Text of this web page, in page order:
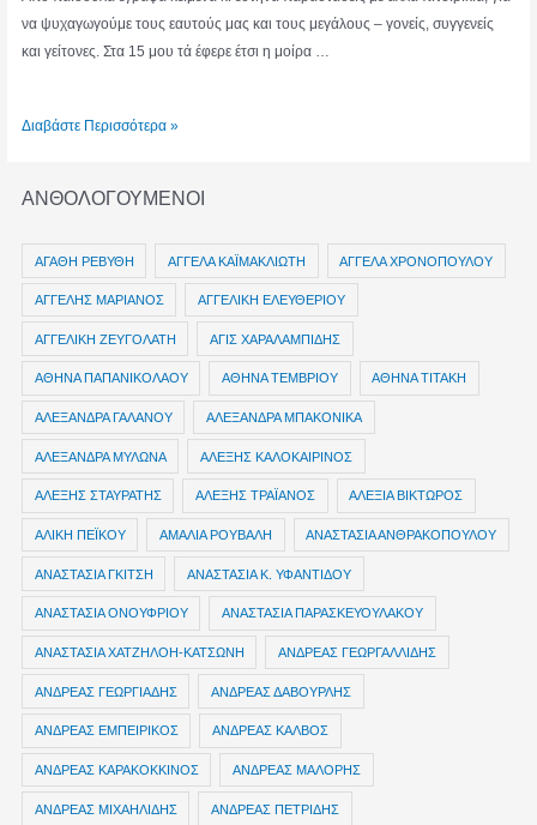
να ψυχαγωγούμε τους εαυτούς μας και τους μεγάλους – γονείς, συγγενείς
και γείτονες. Στα 15 μου τά έφερε έτσι η μοίρα …
ΕΥΑ
Διαβάστε Περισσότερα »
ΑΝΘΟΛΟΓΟΥΜΕΝΟΙ
ΑΓΑΘΗ ΡΕΒΥΘΗ ΑΓΓΕΛΑ ΚΑΪΜΑΚΛΙΩΤΗ ΑΓΓΕΛΑ ΧΡΟΝΟΠΟΥΛΟΥ
ΑΓΓΕΛΗΣ ΜΑΡΙΑΝΟΣ ΑΓΓΕΛΙΚΗ ΕΛΕΥΘΕΡΙΟΥ
ΑΓΓΕΛΙΚΗ ΖΕΥΓΟΛΑΤΗ ΑΓΙΣ ΧΑΡΑΛΑΜΠΙΔΗΣ
ΑΘΗΝΑ ΠΑΠΑΝΙΚΟΛΑΟΥ ΑΘΗΝΑ ΤΕΜΒΡΙΟΥ ΑΘΗΝΑ ΤΙΤΑΚΗ
ΑΛΕΞΑΝΔΡΑ ΓΑΛΑΝΟΥ ΑΛΕΞΑΝΔΡΑ ΜΠΑΚΟΝΙΚΑ
ΑΛΕΞΑΝΔΡΑ ΜΥΛΩΝΑ ΑΛΕΞΗΣ ΚΑΛΟΚΑΙΡΙΝΟΣ
ΑΛΕΞΗΣ ΣΤΑΥΡΑΤΗΣ ΑΛΕΞΗΣ ΤΡΑΪΑΝΟΣ ΑΛΕΞΙΑ ΒΙΚΤΩΡΟΣ
ΑΛΙΚΗ ΠΕΪΚΟΥ ΑΜΑΛΙΑ ΡΟΥΒΑΛΗ ΑΝΑΣΤΑΣΙΑ ΑΝΘΡΑΚΟΠΟΥΛΟΥ
ΑΝΑΣΤΑΣΙΑ ΓΚΙΤΣΗ ΑΝΑΣΤΑΣΙΑ Κ. ΥΦΑΝΤΙΔΟΥ
ΑΝΑΣΤΑΣΙΑ ΟΝΟΥΦΡΙΟΥ ΑΝΑΣΤΑΣΙΑ ΠΑΡΑΣΚΕΥΟΥΛΑΚΟΥ
ΑΝΑΣΤΑΣΙΑ ΧΑΤΖΗΛΟΗ-ΚΑΤΣΩΝΗ ΑΝΔΡΕΑΣ ΓΕΩΡΓΑΛΛΙΔΗΣ
ΑΝΔΡΕΑΣ ΓΕΩΡΓΙΑΔΗΣ ΑΝΔΡΕΑΣ ΔΑΒΟΥΡΛΗΣ
ΑΝΔΡΕΑΣ ΕΜΠΕΙΡΙΚΟΣ ΑΝΔΡΕΑΣ ΚΑΛΒΟΣ
ΑΝΔΡΕΑΣ ΚΑΡΑΚΟΚΚΙΝΟΣ ΑΝΔΡΕΑΣ ΜΑΛΟΡΗΣ
ΑΝΔΡΕΑΣ ΜΙΧΑΗΛΙΔΗΣ ΑΝΔΡΕΑΣ ΠΕΤΡΙΔΗΣ